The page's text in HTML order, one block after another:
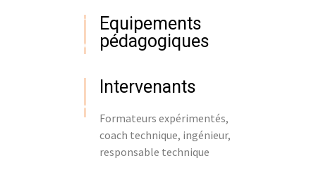
Equipements
pédagogiques
Intervenants
Formateurs expérimentés,
coach technique, ingénieur,
responsable technique